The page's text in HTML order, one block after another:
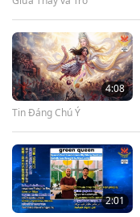
4:08
Tin Đáng Chú Ý
2:01